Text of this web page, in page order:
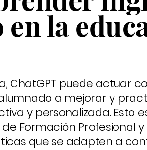
la
ChatGPT puede actuar
a mejorar y
y personalizada. Esto
Formación Profesional y
que se adapten a